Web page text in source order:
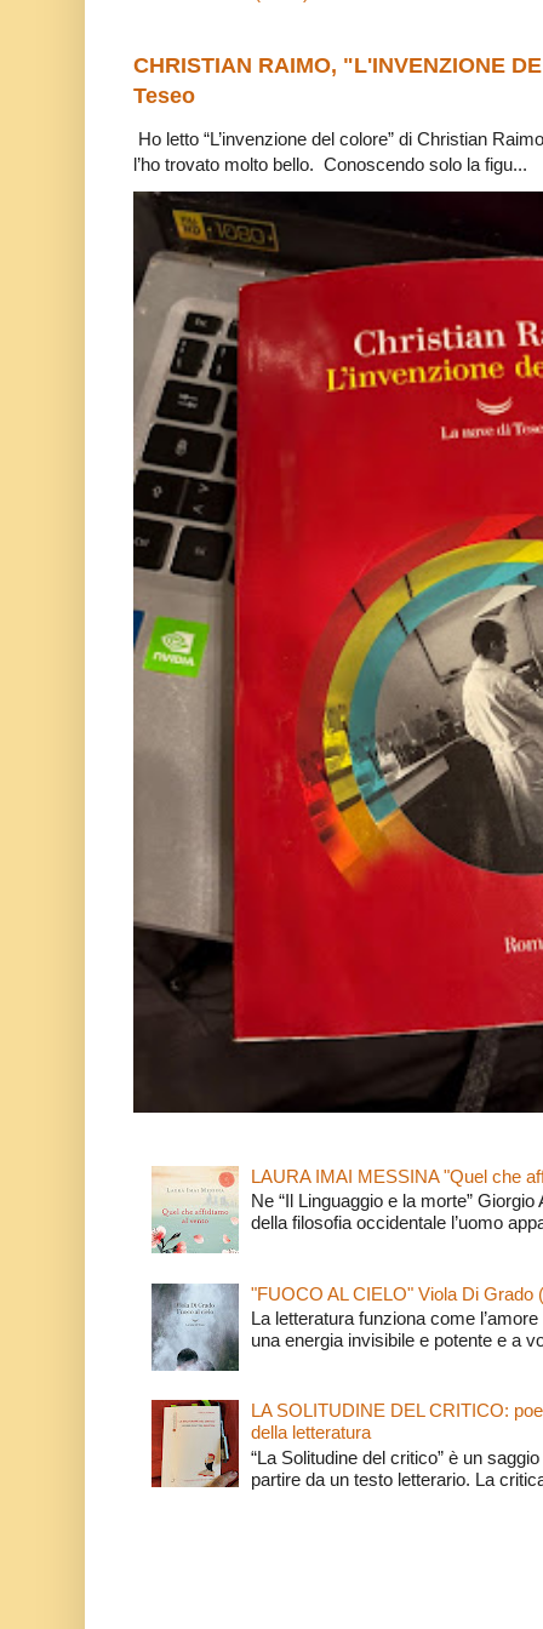
CHRISTIAN RAIMO, "L'INVENZIONE
Teseo
Ho letto “L’invenzione del colore” di Christian
l’ho trovato molto bello. Conoscendo solo la figu...
LAURA IMAI MESSINA "Quel che
Ne “Il Linguaggio e la morte”
della filosofia occidentale l’uomo
"FUOCO AL CIELO" Viola Di Grado
La letteratura funziona come
una energia invisibile e potente e a
LA SOLITUDINE DEL CRITICO:
della letteratura
“La Solitudine del critico” è un
partire da un testo letterario. La